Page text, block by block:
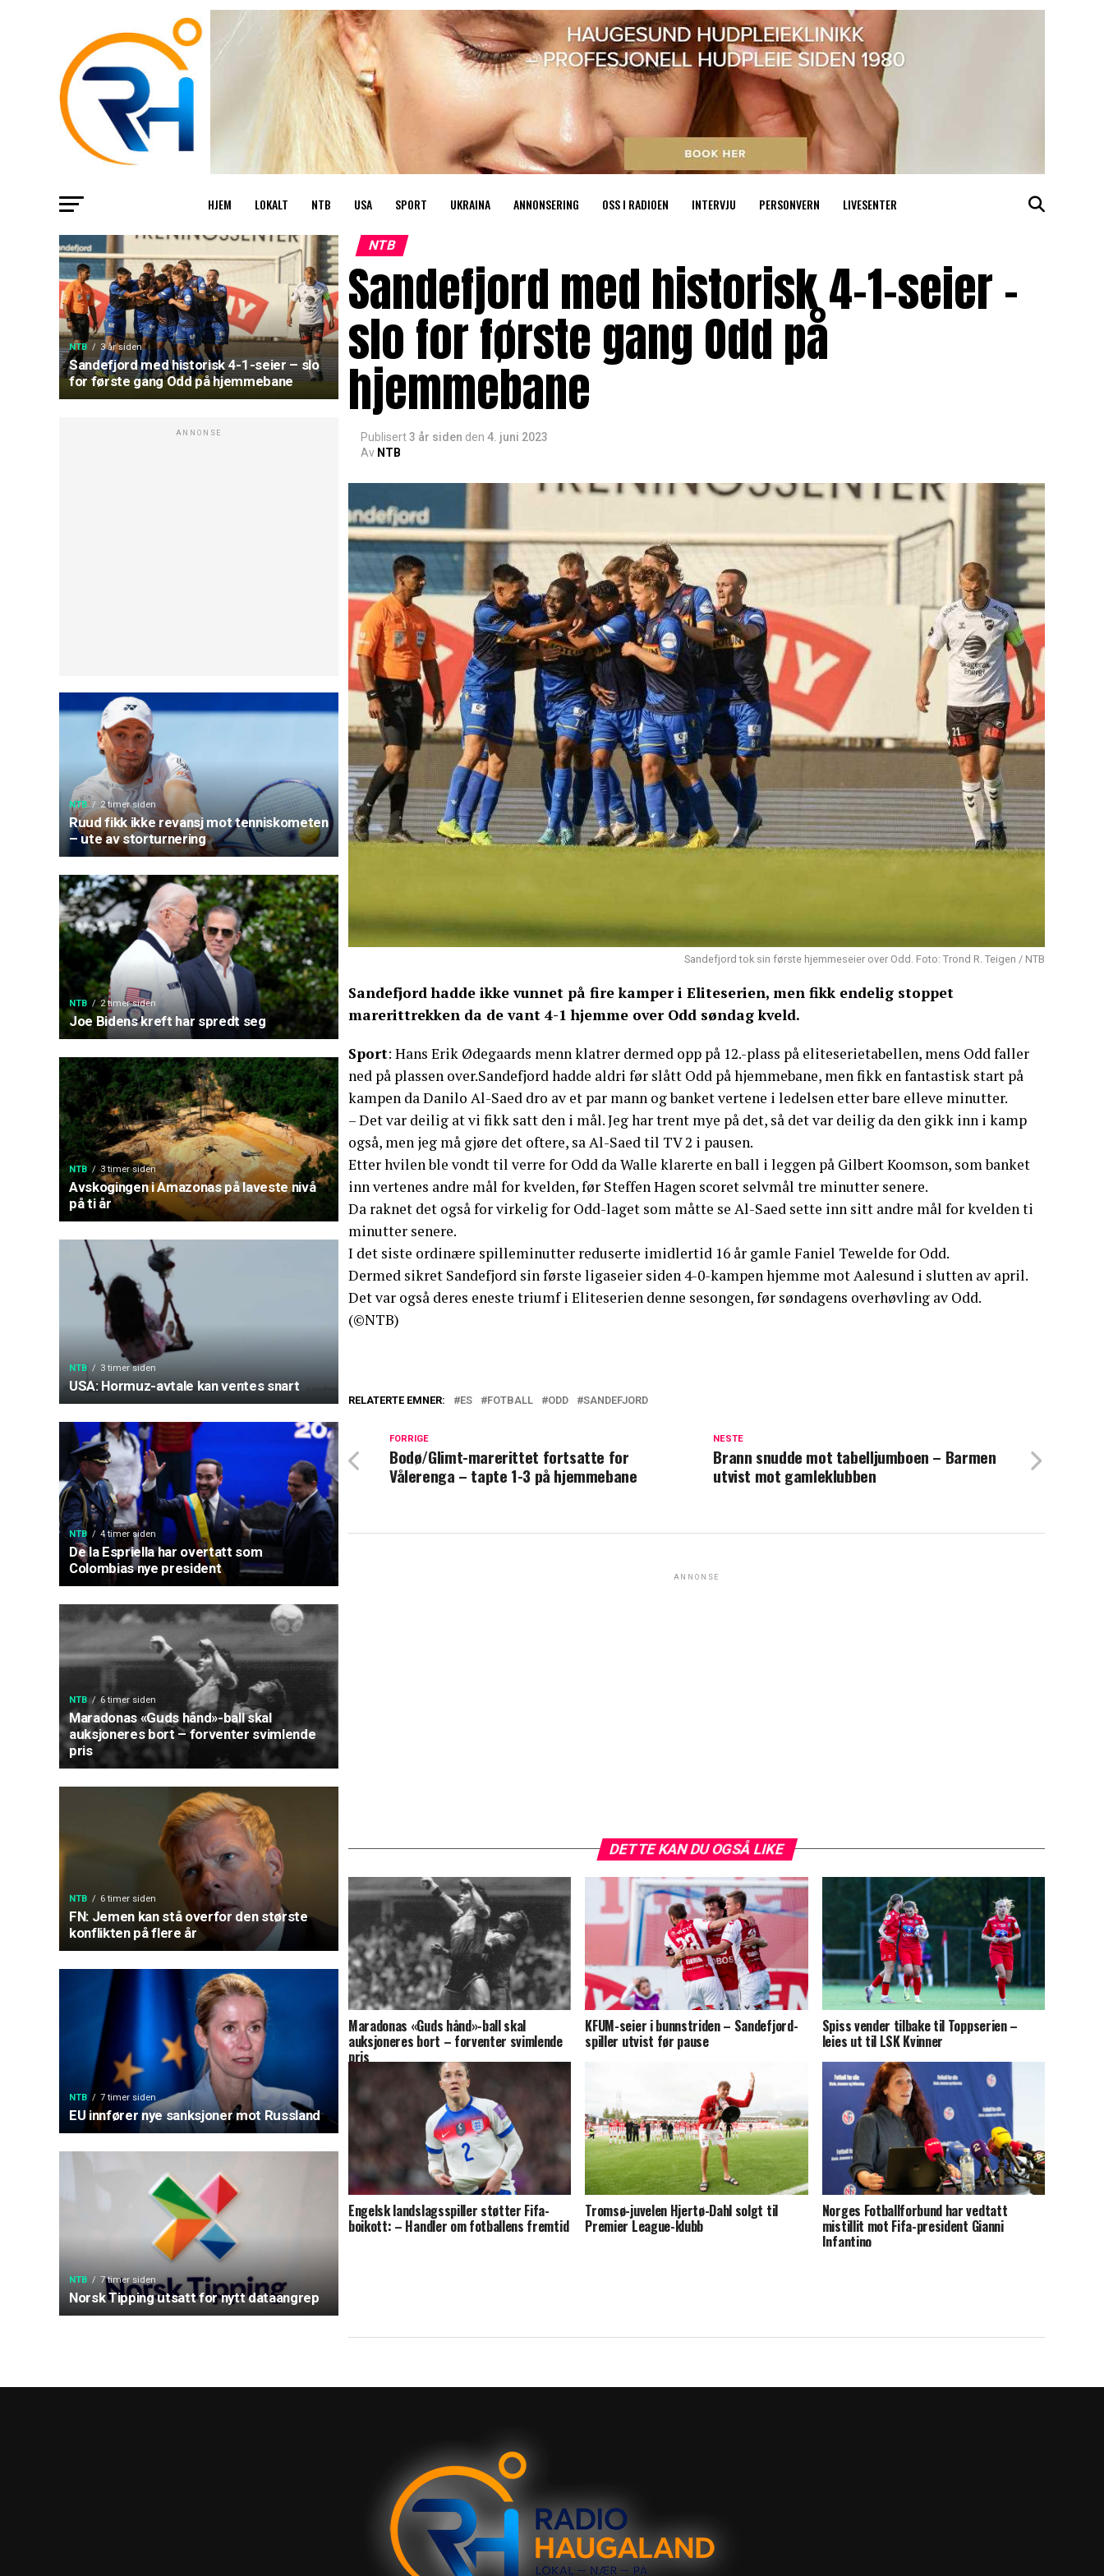
HJEM LOKALT NTB USA SPORT UKRAINA ANNONSERING OSS I RADIOEN INTERVJU PERSONVERN LIVESENTER
NTB 3 år siden
Sandefjord med historisk 4-1-seier – slo
for første gang Odd på hjemmebane
ANNONSE
NTB 2 timer siden
Ruud fikk ikke revansj mot tenniskometen
– ute av storturnering
NTB 2 timer siden
Joe Bidens kreft har spredt seg
NTB 3 timer siden
Avskogingen i Amazonas på laveste nivå
på ti år
NTB 3 timer siden
USA: Hormuz-avtale kan ventes snart
NTB 4 timer siden
De la Espriella har overtatt som
Colombias nye president
NTB 6 timer siden
Maradonas «Guds hånd»-ball skal
auksjoneres bort – forventer svimlende
pris
NTB 6 timer siden
FN: Jemen kan stå overfor den største
konflikten på flere år
NTB 7 timer siden
EU innfører nye sanksjoner mot Russland
NTB 7 timer siden
Norsk Tipping utsatt for nytt dataangrep
NTB
Sandefjord med historisk 4-1-seier –
slo for første gang Odd på
hjemmebane
Publisert3 år siden den 4. juni 2023
Av NTB
Sandefjord tok sin første hjemmeseier over Odd. Foto: Trond R. Teigen / NTB
Sandefjord hadde ikke vunnet på fire kamper i Eliteserien, men fikk endelig stoppet
marerittrekken da de vant 4-1 hjemme over Odd søndag kveld.
Sport: Hans Erik Ødegaards menn klatrer dermed opp på 12.-plass på eliteserietabellen, mens Odd faller
ned på plassen over.Sandefjord hadde aldri før slått Odd på hjemmebane, men fikk en fantastisk start på
kampen da Danilo Al-Saed dro av et par mann og banket vertene i ledelsen etter bare elleve minutter.
– Det var deilig at vi fikk satt den i mål. Jeg har trent mye på det, så det var deilig da den gikk inn i kamp
også, men jeg må gjøre det oftere, sa Al-Saed til TV 2 i pausen.
Etter hvilen ble vondt til verre for Odd da Walle klarerte en ball i leggen på Gilbert Koomson, som banket
inn vertenes andre mål for kvelden, før Steffen Hagen scoret selvmål tre minutter senere.
Da raknet det også for virkelig for Odd-laget som måtte se Al-Saed sette inn sitt andre mål for kvelden ti
minutter senere.
I det siste ordinære spilleminutter reduserte imidlertid 16 år gamle Faniel Tewelde for Odd.
Dermed sikret Sandefjord sin første ligaseier siden 4-0-kampen hjemme mot Aalesund i slutten av april.
Det var også deres eneste triumf i Eliteserien denne sesongen, før søndagens overhøvling av Odd.
(©NTB)
RELATERTE EMNER: ES FOTBALL ODD SANDEFJORD
NESTE
Brann snudde mot tabelljumboen – Barmen
utvist mot gamleklubben
FORRIGE
Bodø/Glimt-marerittet fortsatte for
Vålerenga – tapte 1-3 på hjemmebane
ANNONSE
DETTE KAN DU OGSÅ LIKE
Maradonas «Guds hånd»-ball skal
auksjoneres bort – forventer svimlende
pris
KFUM-seier i bunnstriden – Sandefjord-
spiller utvist før pause
Spiss vender tilbake til Toppserien –
leies ut til LSK Kvinner
Engelsk landslagsspiller støtter Fifa-
boikott: – Handler om fotballens fremtid
Tromsø-juvelen Hjertø-Dahl solgt til
Premier League-klubb
Norges Fotballforbund har vedtatt
mistillit mot Fifa-president Gianni
Infantino